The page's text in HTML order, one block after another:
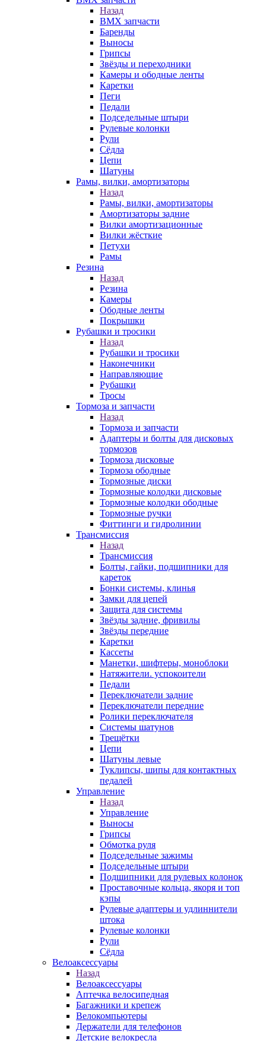
Назад
BMX запчасти
Баренды
Выносы
Грипсы
Звёзды и переходники
Камеры и ободные ленты
Каретки
Пеги
Педали
Подседельные штыри
Рулевые колонки
Рули
Сёдла
Цепи
Шатуны
Рамы, вилки, амортизаторы
Назад
Рамы, вилки, амортизаторы
Амортизаторы задние
Вилки амортизационные
Вилки жёсткие
Петухи
Рамы
Резина
Назад
Резина
Камеры
Ободные ленты
Покрышки
Рубашки и тросики
Назад
Рубашки и тросики
Наконечники
Направляющие
Рубашки
Тросы
Тормоза и запчасти
Назад
Тормоза и запчасти
Адаптеры и болты для дисковых
тормозов
Тормоза дисковые
Тормоза ободные
Тормозные диски
Тормозные колодки дисковые
Тормозные колодки ободные
Тормозные ручки
Фиттинги и гидролинии
Трансмиссия
Назад
Трансмиссия
Болты, гайки, подшипники для
кареток
Бонки системы, клинья
Замки для цепей
Защита для системы
Звёзды задние, фривилы
Звёзды передние
Каретки
Кассеты
Манетки, шифтеры, моноблоки
Натяжители. успокоители
Педали
Переключатели задние
Переключатели передние
Ролики переключателя
Системы шатунов
Трещётки
Цепи
Шатуны левые
Туклипсы, шипы для контактных
педалей
Управление
Назад
Управление
Выносы
Грипсы
Обмотка руля
Подседельные зажимы
Подседельные штыри
Подшипники для рулевых колонок
Проставочные кольца, якоря и топ
кэпы
Рулевые адаптеры и удлиннители
штока
Рулевые колонки
Рули
Сёдла
Велоаксессуары
Назад
Велоаксессуары
Аптечка велосипедная
Багажники и крепеж
Велокомпьютеры
Держатели для телефонов
Детские велокресла